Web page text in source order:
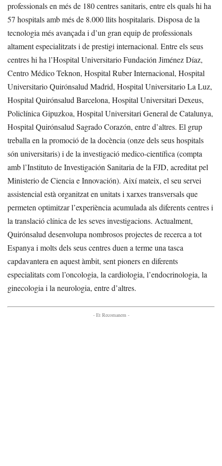
professionals en més de 180 centres sanitaris, entre els quals hi ha
57 hospitals amb més de 8.000 llits hospitalaris. Disposa de la
tecnologia més avançada i d’un gran equip de professionals
altament especialitzats i de prestigi internacional. Entre els seus
centres hi ha l’Hospital Universitario Fundación Jiménez Díaz,
Centro Médico Teknon, Hospital Ruber Internacional, Hospital
Universitario Quirónsalud Madrid, Hospital Universitario La Luz,
Hospital Quirónsalud Barcelona, Hospital Universitari Dexeus,
Policlínica Gipuzkoa, Hospital Universitari General de Catalunya,
Hospital Quirónsalud Sagrado Corazón, entre d’altres. El grup
treballa en la promoció de la docència (onze dels seus hospitals
són universitaris) i de la investigació medico-científica (compta
amb l’Instituto de Investigación Sanitaria de la FJD, acreditat pel
Ministerio de Ciencia e Innovación). Així mateix, el seu servei
assistencial està organitzat en unitats i xarxes transversals que
permeten optimitzar l’experiència acumulada als diferents centres i
la translació clínica de les seves investigacions. Actualment,
Quirónsalud desenvolupa nombrosos projectes de recerca a tot
Espanya i molts dels seus centres duen a terme una tasca
capdavantera en aquest àmbit, sent pioners en diferents
especialitats com l’oncologia, la cardiologia, l’endocrinologia, la
ginecologia i la neurologia, entre d’altres.
- Et Recomanem -